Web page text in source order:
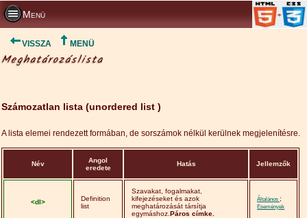
Menü
VISSZA MENÜ
Meghatározáslista
Számozatlan lista (unordered list )
A lista elemei rendezett formában, de sorszámok nélkül kerülnek megjelenítésre.
Név
Angol
eredete
Hatás Jellemzők
<dl>
Definition
list
Szavakat, fogalmakat,
kifejezéseket és azok
meghatározását társítja
egymáshoz. Páros címke.
Általános ;
Események